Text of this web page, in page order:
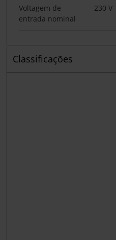
Voltagem de
entrada nominal
230 V
Classificações